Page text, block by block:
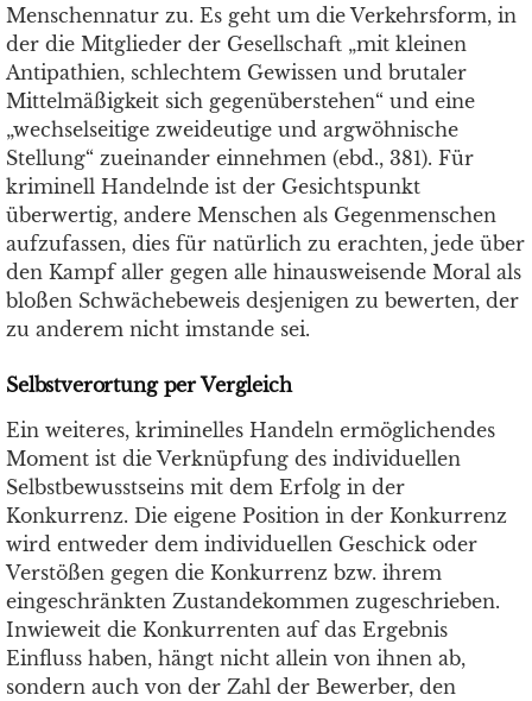
Menschennatur zu. Es geht um die Verkehrsform, in
der die Mitglieder der Gesellschaft „mit kleinen
Antipathien, schlechtem Gewissen und brutaler
Mittelmäßigkeit sich gegenüberstehen“ und eine
„wechselseitige zweideutige und argwöhnische
Stellung“ zueinander einnehmen (ebd., 381). Für
kriminell Handelnde ist der Gesichtspunkt
überwertig, andere Menschen als Gegenmenschen
aufzufassen, dies für natürlich zu erachten, jede über
den Kampf aller gegen alle hinausweisende Moral als
bloßen Schwächebeweis desjenigen zu bewerten, der
zu anderem nicht imstande sei.
Selbstverortung per Vergleich
Ein weiteres, kriminelles Handeln ermöglichendes
Moment ist die Verknüpfung des individuellen
Selbstbewusstseins mit dem Erfolg in der
Konkurrenz. Die eigene Position in der Konkurrenz
wird entweder dem individuellen Geschick oder
Verstößen gegen die Konkurrenz bzw. ihrem
eingeschränkten Zustandekommen zugeschrieben.
Inwieweit die Konkurrenten auf das Ergebnis
Einfluss haben, hängt nicht allein von ihnen ab,
sondern auch von der Zahl der Bewerber, den